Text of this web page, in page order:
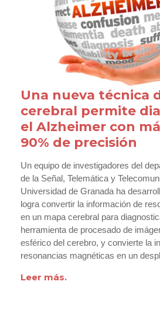
Una nueva técnica
cerebral permite
el Alzheimer con
90% de precisión
Un equipo de investigadores del
de la Señal, Telemática y
Universidad de Granada ha
logra convertir la información de
en un mapa cerebral para
herramienta de procesado de
esférico del cerebro, y convierte la
resonancias magnéticas en un
Leer más.